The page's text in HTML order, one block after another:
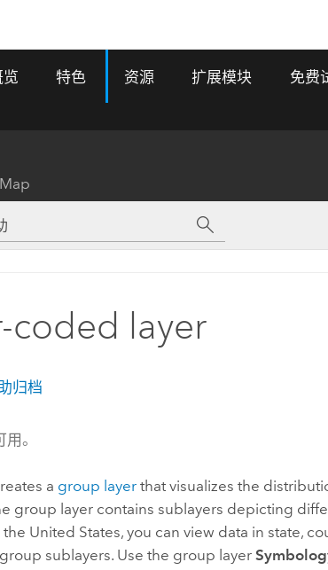
Esri 产品、合作伙伴产品和开发
互
性且可持续发展
环境的关系。
行业新闻和 ArcGIS 更新
们
览 特色 资源 扩展模块 免费
coded layer
归档
。
a group layer that visualizes the
group layer contains sublayers depicting
United States, you can view data in state,
sublayers. Use the group layer